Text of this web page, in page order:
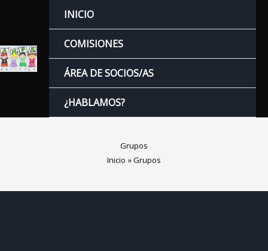
INICIO
COMISIONES
ÁREA DE SOCIOS/AS
¿HABLAMOS?
Grupos
Inicio
Grupos